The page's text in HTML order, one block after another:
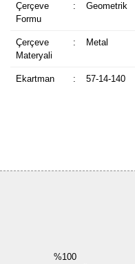
Çerçeve
Formu
: Geometrik
Çerçeve
Materyali
: Metal
Ekartman : 57-14-140
%100